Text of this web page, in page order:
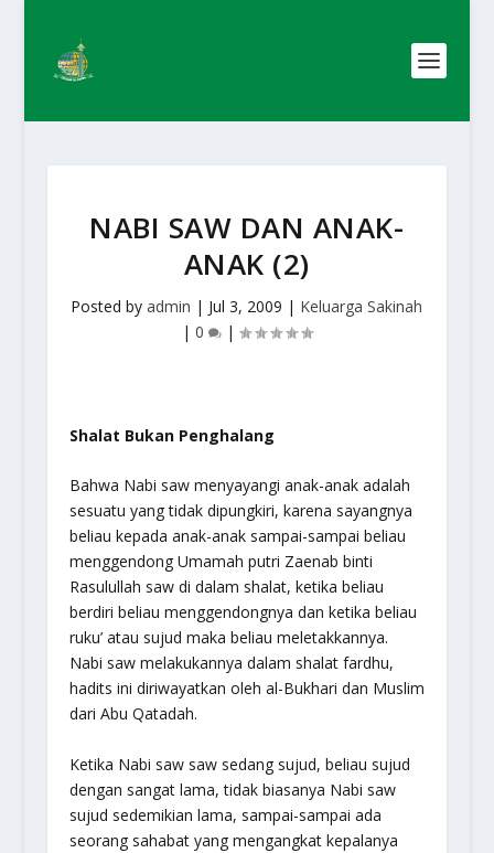
NABI SAW DAN ANAK-
ANAK (2)
Posted byadmin | Jul 3, 2009 | Keluarga Sakinah
| 0 |
Shalat Bukan Penghalang
Bahwa Nabi saw menyayangi anak-anak adalah
sesuatu yang tidak dipungkiri, karena sayangnya
beliau kepada anak-anak sampai-sampai beliau
menggendong Umamah putri Zaenab binti
Rasulullah saw di dalam shalat, ketika beliau
berdiri beliau menggendongnya dan ketika beliau
ruku’ atau sujud maka beliau meletakkannya.
Nabi saw melakukannya dalam shalat fardhu,
hadits ini diriwayatkan oleh al-Bukhari dan Muslim
dari Abu Qatadah.
Ketika Nabi saw saw sedang sujud, beliau sujud
dengan sangat lama, tidak biasanya Nabi saw
sujud sedemikian lama, sampai-sampai ada
seorang sahabat yang mengangkat kepalanya